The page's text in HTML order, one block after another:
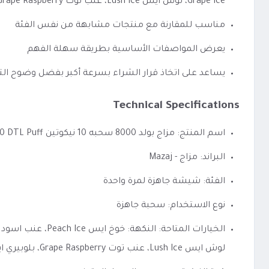
مناسب للمقارنة مع منتجات مشابهة من نفس الفئة
يعرض المواصفات الأساسية بطريقة سهلة الفهم
يساعد على اتخاذ قرار الشراء بسرعة أكبر بفضل وضوح
Technical Specifications
اسم المنتج: مزاج بولد 8000 سحبه 10 نيكوتين Mazaj Bold 8000 DTL Puff
البراند: مزاج - Mazaj
الفئة: شيشة جاهزة لمرة واحدة
نوع الاستخدام: سحبة جاهزة
لوش ايس Lush Ice، عنب توت Grape Raspberry، بلوبيري ايس Blueberry Ice، تفاحتين Double Apple، باشن فروت Passion Fruit